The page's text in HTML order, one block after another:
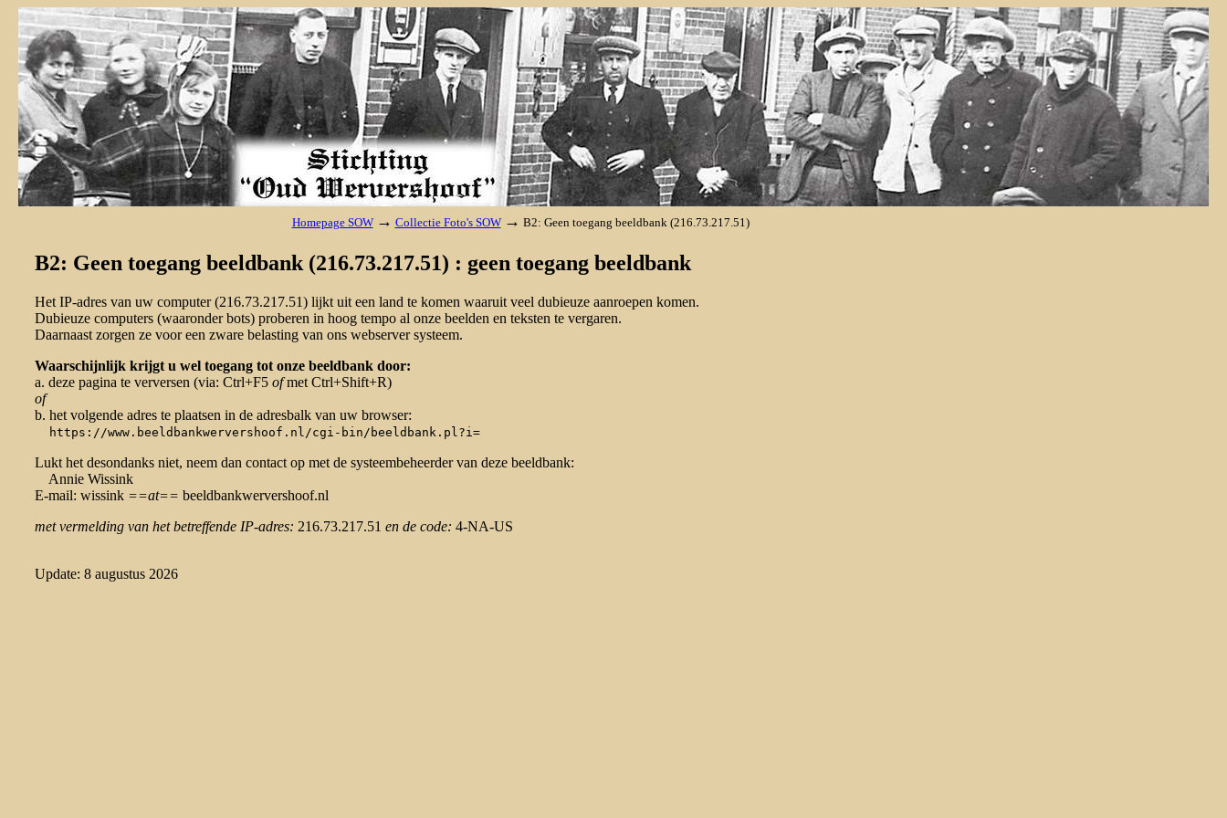
Homepage SOW → Collectie Foto's SOW → B2: Geen toegang beeldbank (216.73.217.51)
B2: Geen toegang beeldbank (216.73.217.51) : geen toegang beeldbank
Het IP-adres van uw computer (216.73.217.51) lijkt uit een land te komen waaruit veel dubieuze aanroepen komen.
Dubieuze computers (waaronder bots) proberen in hoog tempo al onze beelden en teksten te vergaren.
Daarnaast zorgen ze voor een zware belasting van ons webserver systeem.
Waarschijnlijk krijgt u wel toegang tot onze beeldbank door:
a. deze pagina te verversen (via: Ctrl+F5 ofmet Ctrl+Shift+R)
of
b. het volgende adres te plaatsen in de adresbalk van uw browser:
https://www.beeldbankwervershoof.nl/cgi-bin/beeldbank.pl?i=
Lukt het desondanks niet, neem dan contact op met de systeembeheerder van deze beeldbank:
Annie Wissink
E-mail: wissink ==at== beeldbankwervershoof.nl
met vermelding van het betreffende IP-adres: 216.73.217.51 en de code: 4-NA-US
Update: 8 augustus 2026